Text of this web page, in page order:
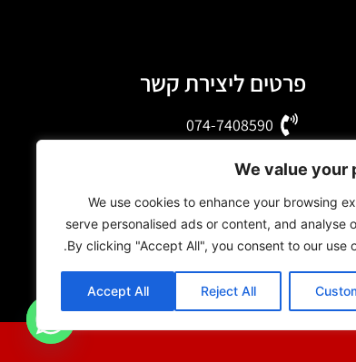
We value your
We use cookies to enhance your browsing
serve personalised ads or content, and analyse
By clicking "Accept All", you consent to our use
Reject All
Accept All
פרטים ליצירת קשר
074-7408590
office@luxury-motors.co.il
גלגלי הפלדה 11, הרצליה